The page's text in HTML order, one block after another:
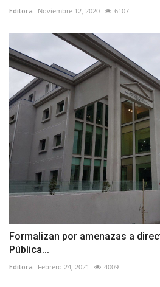
Editora Noviembre 12, 2020 6107
Formalizan por amenazas a
Pública...
Editora Febrero 24, 2021 4009